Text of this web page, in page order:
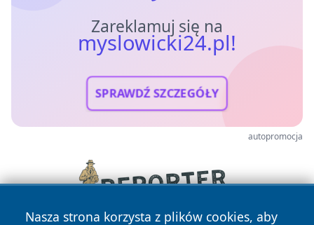
Zareklamuj się na
myslowicki24.pl!
SPRAWDŹ SZCZEGÓŁY
autopromocja
Nasza strona korzysta z plików cookies, aby